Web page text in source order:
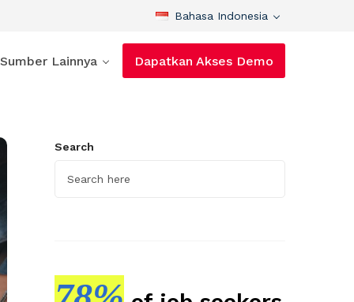
Bahasa Indonesia
Sumber Lainnya Dapatkan Akses Demo
Search